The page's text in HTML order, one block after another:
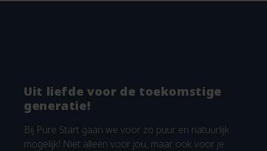
Uit liefde voor de toekomstige
generatie!
Bij Pure Start gaan we voor zo puur en natuurlijk
mogelijk! Niet alleen voor jou, maar ook voor je